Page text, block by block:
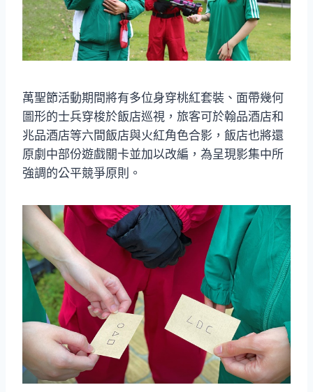
萬聖節活動期間將有多位身穿桃紅套裝、面帶幾何
圖形的士兵穿梭於飯店巡視，旅客可於翰品酒店和
兆品酒店等六間飯店與火紅角色合影，飯店也將還
原劇中部份遊戲關卡並加以改編，為呈現影集中所
強調的公平競爭原則。